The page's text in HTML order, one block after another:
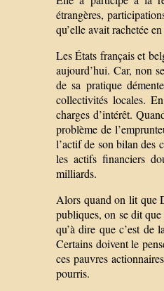
étrangères,
qu’elle avait rachetée
Les États français et
aujourd’hui. Car, non
de sa pratique
collectivités locales.
charges d’intérêt.
problème de
l’actif de son bilan des
les actifs financiers
milliards.
Alors quand on lit que
publiques, on se dit
qu’à dire que c’est de
Certains doivent le
ces pauvres
pourris.